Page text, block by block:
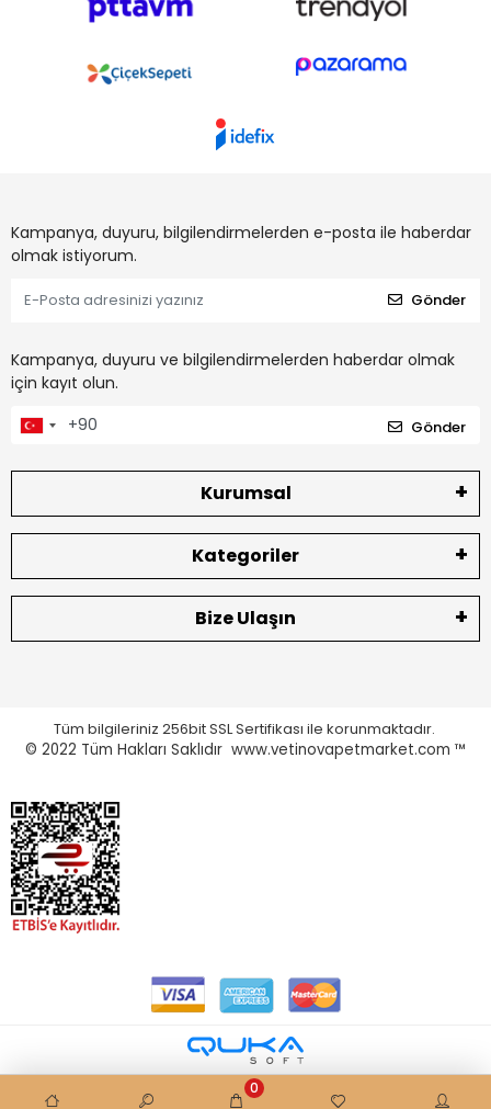
Kampanya, duyuru, bilgilendirmelerden e-posta ile haberdar
olmak istiyorum.
Gönder
Kampanya, duyuru ve bilgilendirmelerden haberdar olmak
için kayıt olun.
Gönder
Kurumsal
Kategoriler
Bize Ulaşın
Tüm bilgileriniz 256bit SSL Sertifikası ile korunmaktadır.
© 2022 Tüm Hakları Saklıdır www.vetinovapetmarket.com ™
0